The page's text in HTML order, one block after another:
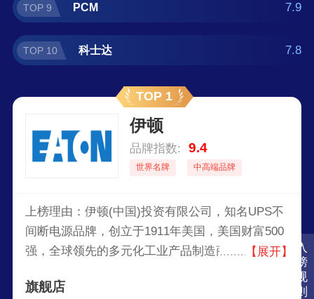
入
榜
规
则
TOP 9 PCM 7.9
TOP 10 科士达 7.8
TOP 1
伊顿
品牌指数: 9.4
世界名牌 中高端品牌
上榜理由：伊顿(中国)投资有限公司，知名UPS不
间断电源品牌，创立于1911年美国，美国财富500
强，全球领先的多元化工业产品制造商，电气控
务的全球知名企业。
【展开】
旗舰店